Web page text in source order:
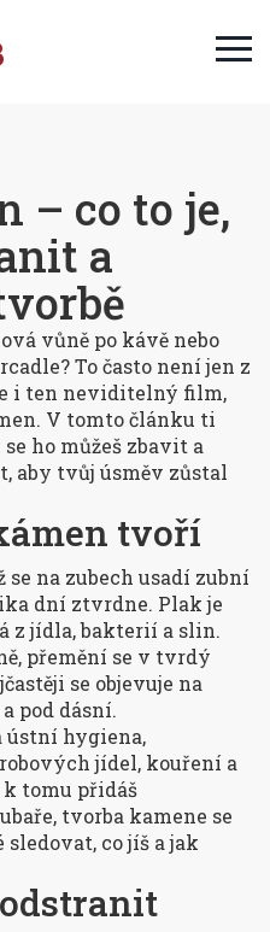
– co to je,
a
vůně po kávě nebo
To často není jen z
i ten neviditelný film,
V tomto článku ti
ho můžeš zbavit a
aby tvůj úsměv zůstal
tvoří
na zubech usadí zubní
dní ztvrdne. Plak je
jídla, bakterií a slin.
přemění se v tvrdý
se objevuje na
pod dásní.
ústní hygiena,
jídel, kouření a
tomu přidáš
tvorba kamene se
co jíš a jak